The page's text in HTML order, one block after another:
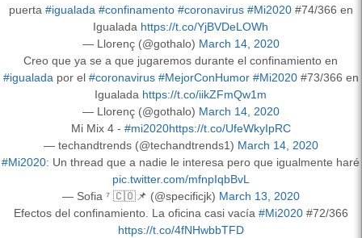
puerta #igualada #confinamento #coronavirus #Mi2020#74/366 en
Igualada https://t.co/YjBVDeLOWh
— Llorenç (@gothalo) March 14, 2020
Creo que ya se a que jugaremos durante el confinamiento en
#igualada por el #coronavirus #MejorConHumor #Mi2020#73/366 en
Igualada https://t.co/iikZFmQw1m
— Llorenç (@gothalo) March 14, 2020
Mi Mix 4 - #mi2020https://t.co/UfeWkyIpRC
— techandtrends (@techandtrends1) March 14, 2020
#Mi2020: Un thread que a nadie le interesa pero que igualmente haré
pic.twitter.com/mfnpIqbBvL
— Sofia ⁷ 🇨🇴📌 (@specificjk) March 13, 2020
Efectos del confinamiento. La oficina casi vacía #Mi2020#72/366
https://t.co/4fNHwbbTFD